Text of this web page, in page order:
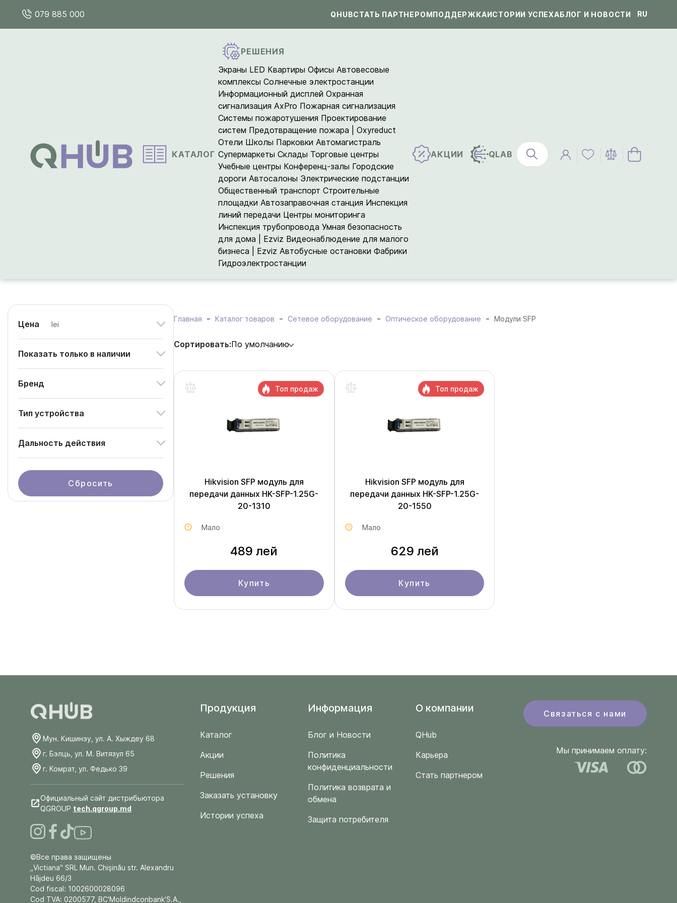
079 885 000 QHUBСТАТЬ ПАРТНЕРОМПОДДЕРЖКАИСТОРИИ УСПЕХАБЛОГ И НОВОСТИ RU
КАТАЛОГ
РЕШЕНИЯ
Экраны LED Квартиры Офисы Автовесовые
комплексыСолнечные электростанции
Информационный дисплей Охранная
сигнализация AxPro Пожарная сигнализация
Системы пожаротушения Проектирование
систем Предотвращение пожара | Oxyreduct
Отели Школы Парковки Автомагистраль
Супермаркеты Склады Торговые центры
Учебные центры Конференц-залы Городские
дороги Автосалоны Электрические подстанции
Общественный транспорт Строительные
площадки Автозаправочная станция Инспекция
линий передачи Центры мониторинга
Инспекция трубопровода Умная безопасность
для дома | Ezviz Видеонаблюдение для малого
бизнеса | Ezviz Автобусные остановки Фабрики
Гидроэлектростанции
АКЦИИ QLAB
Цена lei
Показать только в наличии
Бренд
Тип устройства
Дальность действия
Сбросить
Главная Каталог товаров Сетевое оборудование Оптическое оборудование Модули SFP
Сортировать:По умолчанию
Hikvision SFP модуль для
передачи данных HK-SFP-1.25G-
20-1310
Мало
489 лей
Купить
Топ продаж
Hikvision SFP модуль для
передачи данных HK-SFP-1.25G-
20-1550
Мало
629 лей
Купить
Топ продаж
Мун. Кишинэу, ул. А. Хыждеу 68
г. Бэлць, ул. М. Витязул 65
г. Комрат, ул. Федько 39
Официальный сайт дистрибьютора
QGROUP tech.qgroup.md
©Все права защищены
„Victiana" SRL Mun. Chişinău str. Alexandru
Hâjdeu 66/3
Cod fiscal: 1002600028096
Cod TVA: 0200577, BC'Moldindconbank'S.A.,
Продукция
Каталог
Акции
Решения
Заказать установку
Истории успеха
Информация
Блог и Новости
Политика
конфиденциальности
Политика возврата и
обмена
Защита потребителя
O компании
QHub
Карьера
Стать партнером
Связаться с нами
Мы принимаем оплату: